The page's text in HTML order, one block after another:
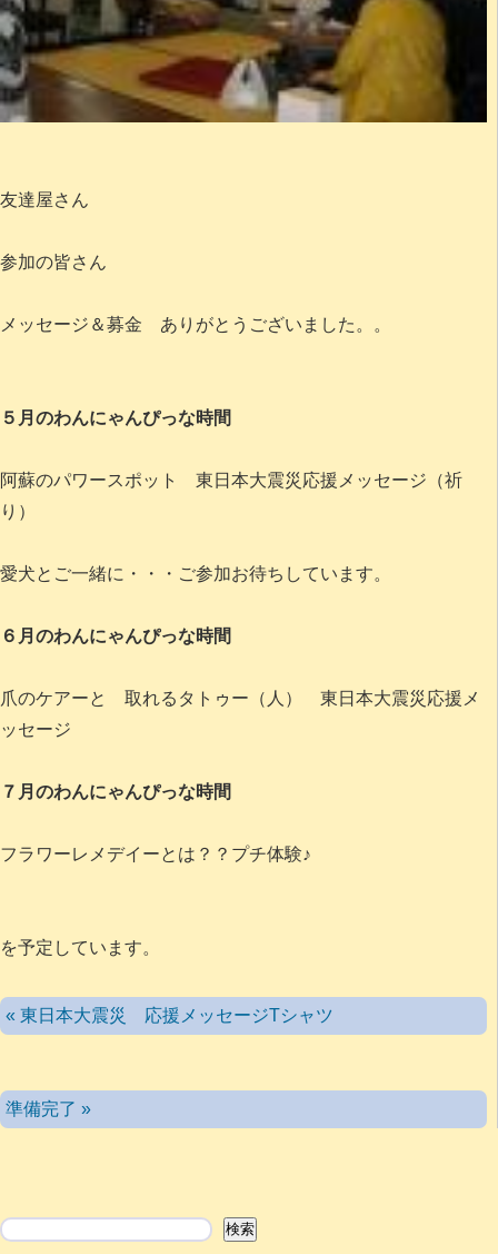
友達屋さん
参加の皆さん
メッセージ＆募金 ありがとうございました。。
５月のわんにゃんぴっな時間
阿蘇のパワースポット 東日本大震災応援メッセージ（祈
り）
愛犬とご一緒に・・・ご参加お待ちしています。
６月のわんにゃんぴっな時間
爪のケアーと 取れるタトゥー（人） 東日本大震災応援メ
ッセージ
７月のわんにゃんぴっな時間
フラワーレメデイーとは？？プチ体験♪
を予定しています。
« 東日本大震災 応援メッセージTシャツ
準備完了 »
検索 検索